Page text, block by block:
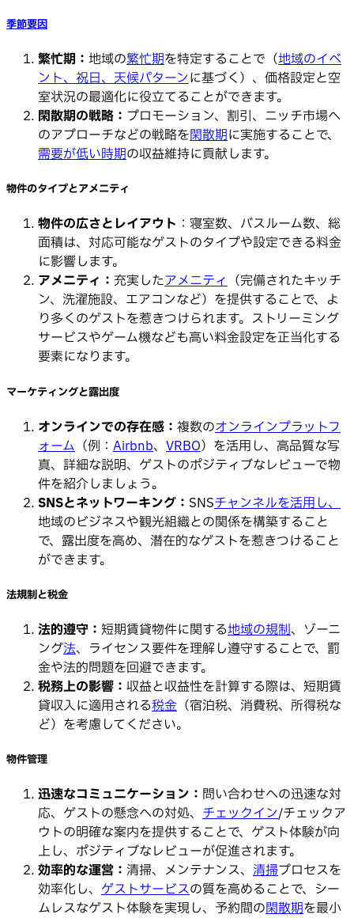
季節要因
繁忙期： 地域の繁忙期を特定することで（地域のイベ
ント、祝日、天候パターンに基づく）、価格設定と空
室状況の最適化に役立てることができます。
閑散期の戦略： プロモーション、割引、ニッチ市場へ
のアプローチなどの戦略を閑散期に実施することで、
需要が低い時期の収益維持に貢献します。
物件のタイプとアメニティ
物件の広さとレイアウト ：寝室数、バスルーム数、総
面積は、対応可能なゲストのタイプや設定できる料金
に影響します。
アメニティ： 充実したアメニティ （完備されたキッチ
ン、洗濯施設、エアコンなど）を提供することで、よ
り多くのゲストを惹きつけられます。ストリーミング
サービスやゲーム機なども高い料金設定を正当化する
要素になります。
マーケティングと露出度
オンラインでの存在感： 複数のオンラインプラットフ
ォーム （例： Airbnb、 VRBO）を活用し、高品質な写
真、詳細な説明、ゲストのポジティブなレビューで物
件を紹介しましょう。
SNSとネットワーキング： SNSチャンネルを活用し、
地域のビジネスや観光組織との関係を構築すること
で、露出度を高め、潜在的なゲストを惹きつけること
ができます。
法規制と税金
法的遵守： 短期賃貸物件に関する地域の規制、ゾーニ
ング法、ライセンス要件を理解し遵守することで、罰
金や法的問題を回避できます。
税務上の影響： 収益と収益性を計算する際は、短期賃
貸収入に適用される税金 （宿泊税、消費税、所得税な
ど）を考慮してください。
物件管理
迅速なコミュニケーション： 問い合わせへの迅速な対
応、ゲストの懸念への対処、 チェックイン/チェックア
ウトの明確な案内を提供することで、ゲスト体験が向
上し、ポジティブなレビューが促進されます。
効率的な運営： 清掃、メンテナンス、 清掃プロセスを
効率化し、 ゲストサービスの質を高めることで、シー
ムレスなゲスト体験を実現し、予約間の閑散期を最小